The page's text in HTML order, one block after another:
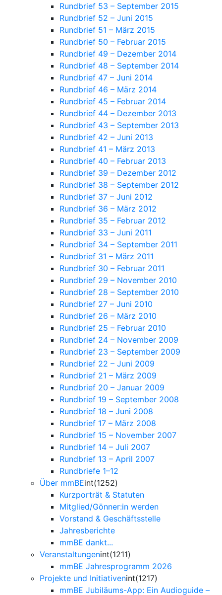
Rundbrief 53 – September 2015
Rundbrief 52 – Juni 2015
Rundbrief 51 – März 2015
Rundbrief 50 – Februar 2015
Rundbrief 49 – Dezember 2014
Rundbrief 48 – September 2014
Rundbrief 47 – Juni 2014
Rundbrief 46 – März 2014
Rundbrief 45 – Februar 2014
Rundbrief 44 – Dezember 2013
Rundbrief 43 – September 2013
Rundbrief 42 – Juni 2013
Rundbrief 41 – März 2013
Rundbrief 40 – Februar 2013
Rundbrief 39 – Dezember 2012
Rundbrief 38 – September 2012
Rundbrief 37 – Juni 2012
Rundbrief 36 – März 2012
Rundbrief 35 – Februar 2012
Rundbrief 33 – Juni 2011
Rundbrief 34 – September 2011
Rundbrief 31 – März 2011
Rundbrief 30 – Februar 2011
Rundbrief 29 – November 2010
Rundbrief 28 – September 2010
Rundbrief 27 – Juni 2010
Rundbrief 26 – März 2010
Rundbrief 25 – Februar 2010
Rundbrief 24 – November 2009
Rundbrief 23 – September 2009
Rundbrief 22 – Juni 2009
Rundbrief 21 – März 2009
Rundbrief 20 – Januar 2009
Rundbrief 19 – September 2008
Rundbrief 18 – Juni 2008
Rundbrief 17 – März 2008
Rundbrief 15 – November 2007
Rundbrief 14 – Juli 2007
Rundbrief 13 – April 2007
Rundbriefe 1–12
Über mmBEint(1252)
Kurzporträt & Statuten
Mitglied/Gönner:in werden
Vorstand & Geschäftsstelle
Jahresberichte
mmBE dankt...
Veranstaltungenint(1211)
mmBE Jahresprogramm 2026
Projekte und Initiativenint(1217)
mmBE Jubiläums-App: Ein Audioguide –